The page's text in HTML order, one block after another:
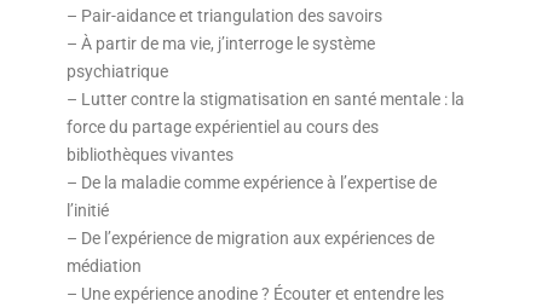
– Pair-aidance et triangulation des savoirs
– À partir de ma vie, j’interroge le système
psychiatrique
– Lutter contre la stigmatisation en santé mentale : la
force du partage expérientiel au cours des
bibliothèques vivantes
– De la maladie comme expérience à l’expertise de
l’initié
– De l’expérience de migration aux expériences de
médiation
– Une expérience anodine ? Écouter et entendre les